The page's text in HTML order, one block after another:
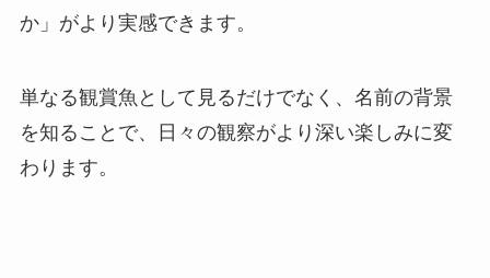
か」がより実感できます。
単なる観賞魚として見るだけでなく、名前の背景
を知ることで、日々の観察がより深い楽しみに変
わります。